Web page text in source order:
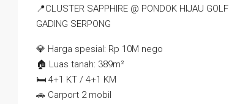
📍CLUSTER SAPPHIRE @ PONDOK HIJAU GOLF
GADING SERPONG
💎 Harga spesial: Rp 10M nego
🏠 Luas tanah: 389m²
🛏️ 4+1 KT / 4+1 KM
🚗 Carport 2 mobil